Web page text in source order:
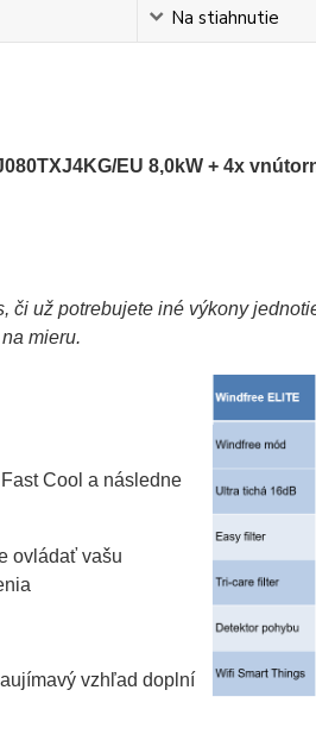
Na stiahnutie
EU 8,0kW + 4x
či už potrebujete iné výkony
mieru.
Cool a následne
ovládať vašu
vzhľad doplní